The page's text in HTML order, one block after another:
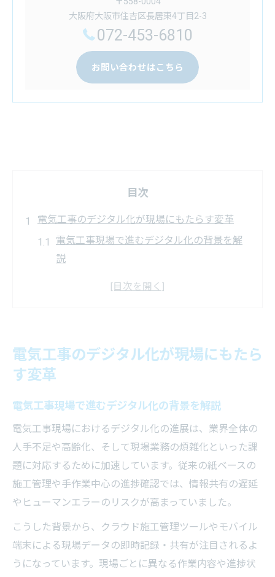
大阪府大阪市住吉区長居東4丁目2-3
072-453-6810
お問い合わせはこちら
目次
電気工事のデジタル化が現場にもたらす変革
電気工事現場で進むデジタル化の背景を解
説
DX推進による電気工事業務の効率化の実感
ICT活用で電気工事の作業効率を向上させる
電気工事業界の未来を切り拓くデジタル変
作業効率を劇的に変える電気工事DX事例
電気工事のDX事例で業務効率化を実現した
クラウド導入で電気工事現場が変わる瞬間
電気工事のデジタル化が現場にもたら
す変革
電気工事現場で進むデジタル化の背景を解説
電気工事現場におけるデジタル化の進展は、業界全体の
人手不足や高齢化、そして現場業務の煩雑化といった課
題に対応するために加速しています。従来の紙ベースの
施工管理や手作業中心の進捗確認では、情報共有の遅延
やヒューマンエラーのリスクが高まっていました。
こうした背景から、クラウド施工管理ツールやモバイル
端末による現場データの即時記録・共有が注目されるよ
うになっています。現場ごとに異なる作業内容や進捗状